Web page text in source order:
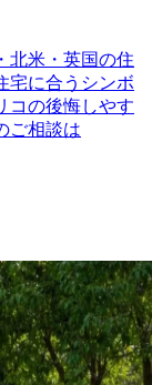
北米・英国の住
宅に合うシンボ
コの後悔しやす
ご相談は